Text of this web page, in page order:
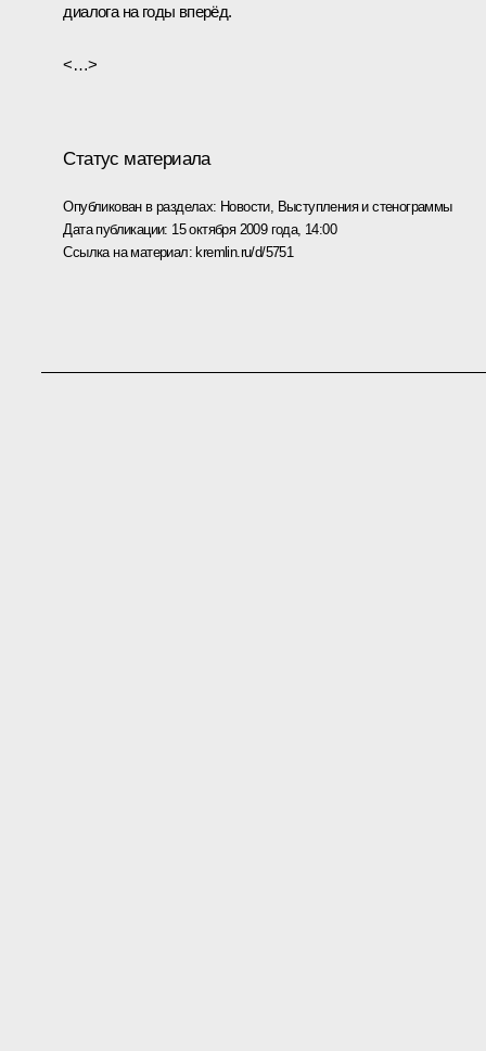
диалога на годы вперёд.
<…>
Статус материала
Опубликован в разделах: Новости, Выступления и стенограммы
Дата публикации: 15 октября 2009 года, 14:00
Ссылка на материал: kremlin.ru/d/5751